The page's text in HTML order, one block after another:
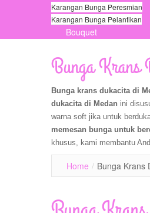
Karangan Bunga Peresmian
Karangan Bunga Pelantikan
Bouquet
Bunga Krans
Bunga krans dukacita di
dukacita di Medan ini
warna soft jika untuk
memesan bunga untuk
khusus, kami membantu
Home / Bunga Krans
View Detail